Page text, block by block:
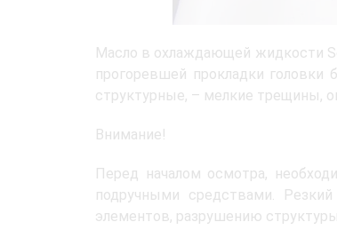
Масло в охлаждающей жидкости
прогоревшей прокладки
структурные, – мелкие трещины,
Внимание!
Перед началом осмотра,
подручными средствами.
элементов, разрушению структуры.